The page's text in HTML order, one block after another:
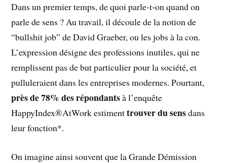
Dans un premier temps, de quoi parle-t-on quand on
parle de sens ? Au travail, il découle de la notion de
“bullshit job” de David Graeber, ou les jobs à la con.
L’expression désigne des professions inutiles, qui ne
remplissent pas de but particulier pour la société, et
pulluleraient dans les entreprises modernes. Pourtant,
près de 78% des répondantsà l’enquête
HappyIndex®AtWork estimenttrouver du sensdans
leur fonction*.
On imagine ainsi souvent que la Grande Démission